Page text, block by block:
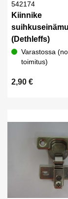
542174
Kiinnike
(Dethleffs)
Varastossa
toimitus)
2,90 €